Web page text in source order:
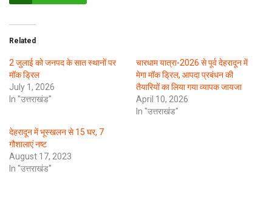
Related
2 जुलाई को जनपद के सात स्थानों पर
मॉक ड्रिल
July 1, 2026
In "उत्तराखंड"
चारधाम यात्रा-2026 से पूर्व देहरादून में
मेगा मॉक ड्रिल, आपदा प्रबंधन की
तैयारियों का लिया गया व्यापक जायजा
April 10, 2026
In "उत्तराखंड"
देहरादून में भूस्खलन से 15 घर, 7
गौशालाएं नष्ट
August 17, 2023
In "उत्तराखंड"